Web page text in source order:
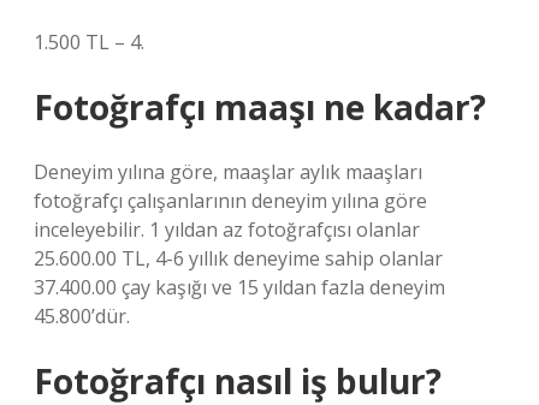
1.500 TL – 4.
Fotoğrafçı maaşı ne kadar?
Deneyim yılına göre, maaşlar aylık maaşları
fotoğrafçı çalışanlarının deneyim yılına göre
inceleyebilir. 1 yıldan az fotoğrafçısı olanlar
25.600.00 TL, 4-6 yıllık deneyime sahip olanlar
37.400.00 çay kaşığı ve 15 yıldan fazla deneyim
45.800’dür.
Fotoğrafçı nasıl iş bulur?